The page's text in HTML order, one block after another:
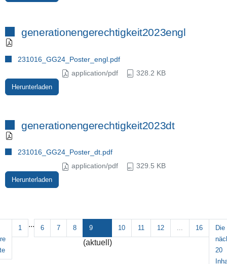
generationengerechtigkeit2023engl
231016_GG24_Poster_engl.pdf
application/pdf
328.2 KB
Herunterladen
generationengerechtigkeit2023dt
231016_GG24_Poster_dt.pdf
application/pdf
329.5 KB
Herunterladen
1 ... 6 7 8 9
(aktuell)
10 11 12 ... 16
Die
20